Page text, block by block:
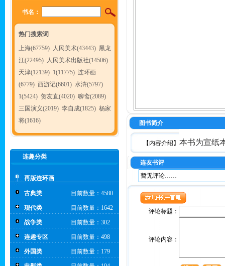
书名：
热门搜索词
上海(67759) 人民美术(43443) 黑龙
江(22495) 人民美术出版社(14506)
天津(12139) 1(11775) 连环画
(6779) 西游记(6601) 水浒(5797)
1(5424) 贺友直(4020) 聊斋(2089)
三国演义(2019) 李自成(1825) 杨家
将(1616)
连趣分类
再版连环画
古典类 目前数量：4580
现代类 目前数量：1642
战争类 目前数量：302
连趣专区 目前数量：498
外国类 目前数量：179
图书简介
【内容介绍】 本书为宣纸
连友书评
暂无评论……
评论标题：
评论内容：